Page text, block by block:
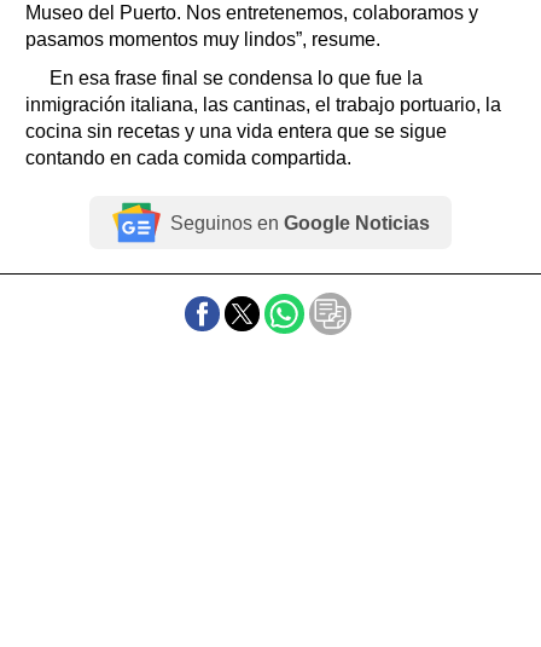
Museo del Puerto. Nos entretenemos, colaboramos y
pasamos momentos muy lindos”, resume.
En esa frase final se condensa lo que fue la
inmigración italiana, las cantinas, el trabajo portuario, la
cocina sin recetas y una vida entera que se sigue
contando en cada comida compartida.
Seguinos en Google Noticias